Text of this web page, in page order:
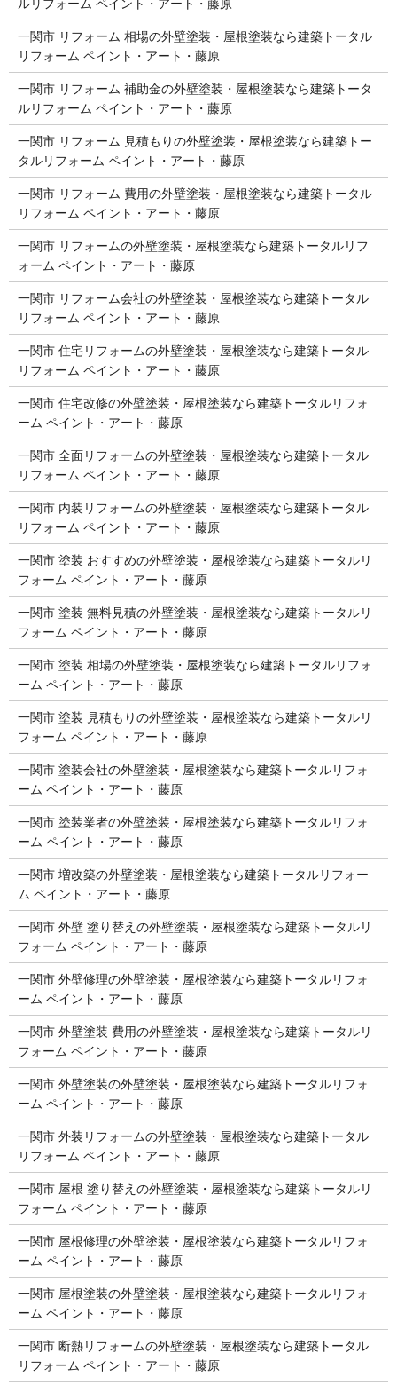
ルリフォーム ペイント・アート・藤原
一関市 リフォーム 相場の外壁塗装・屋根塗装なら建築トータル
リフォーム ペイント・アート・藤原
一関市 リフォーム 補助金の外壁塗装・屋根塗装なら建築トータ
ルリフォーム ペイント・アート・藤原
一関市 リフォーム 見積もりの外壁塗装・屋根塗装なら建築トー
タルリフォーム ペイント・アート・藤原
一関市 リフォーム 費用の外壁塗装・屋根塗装なら建築トータル
リフォーム ペイント・アート・藤原
一関市 リフォームの外壁塗装・屋根塗装なら建築トータルリフ
ォーム ペイント・アート・藤原
一関市 リフォーム会社の外壁塗装・屋根塗装なら建築トータル
リフォーム ペイント・アート・藤原
一関市 住宅リフォームの外壁塗装・屋根塗装なら建築トータル
リフォーム ペイント・アート・藤原
一関市 住宅改修の外壁塗装・屋根塗装なら建築トータルリフォ
ーム ペイント・アート・藤原
一関市 全面リフォームの外壁塗装・屋根塗装なら建築トータル
リフォーム ペイント・アート・藤原
一関市 内装リフォームの外壁塗装・屋根塗装なら建築トータル
リフォーム ペイント・アート・藤原
一関市 塗装 おすすめの外壁塗装・屋根塗装なら建築トータルリ
フォーム ペイント・アート・藤原
一関市 塗装 無料見積の外壁塗装・屋根塗装なら建築トータルリ
フォーム ペイント・アート・藤原
一関市 塗装 相場の外壁塗装・屋根塗装なら建築トータルリフォ
ーム ペイント・アート・藤原
一関市 塗装 見積もりの外壁塗装・屋根塗装なら建築トータルリ
フォーム ペイント・アート・藤原
一関市 塗装会社の外壁塗装・屋根塗装なら建築トータルリフォ
ーム ペイント・アート・藤原
一関市 塗装業者の外壁塗装・屋根塗装なら建築トータルリフォ
ーム ペイント・アート・藤原
一関市 増改築の外壁塗装・屋根塗装なら建築トータルリフォー
ム ペイント・アート・藤原
一関市 外壁 塗り替えの外壁塗装・屋根塗装なら建築トータルリ
フォーム ペイント・アート・藤原
一関市 外壁修理の外壁塗装・屋根塗装なら建築トータルリフォ
ーム ペイント・アート・藤原
一関市 外壁塗装 費用の外壁塗装・屋根塗装なら建築トータルリ
フォーム ペイント・アート・藤原
一関市 外壁塗装の外壁塗装・屋根塗装なら建築トータルリフォ
ーム ペイント・アート・藤原
一関市 外装リフォームの外壁塗装・屋根塗装なら建築トータル
リフォーム ペイント・アート・藤原
一関市 屋根 塗り替えの外壁塗装・屋根塗装なら建築トータルリ
フォーム ペイント・アート・藤原
一関市 屋根修理の外壁塗装・屋根塗装なら建築トータルリフォ
ーム ペイント・アート・藤原
一関市 屋根塗装の外壁塗装・屋根塗装なら建築トータルリフォ
ーム ペイント・アート・藤原
一関市 断熱リフォームの外壁塗装・屋根塗装なら建築トータル
リフォーム ペイント・アート・藤原